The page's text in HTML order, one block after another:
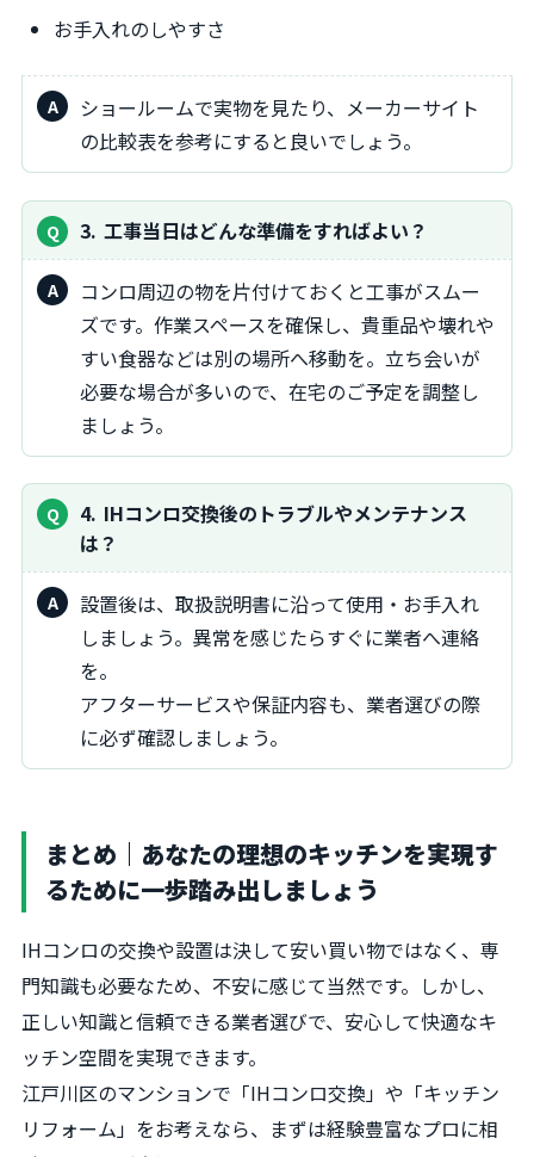
お手入れのしやすさ
ショールームで実物を見たり、メーカーサイト
の比較表を参考にすると良いでしょう。
3 工事当日はどんな準備をすればよい？
コンロ周辺の物を片付けておくと工事がスムー
ズです。作業スペースを確保し、貴重品や壊れや
すい食器などは別の場所へ移動を。立ち会いが
必要な場合が多いので、在宅のご予定を調整し
ましょう。
4 IHコンロ交換後のトラブルやメンテナンス
は？
設置後は、取扱説明書に沿って使用・お手入れ
しましょう。異常を感じたらすぐに業者へ連絡
を。
アフターサービスや保証内容も、業者選びの際
に必ず確認しましょう。
まとめ｜あなたの理想のキッチンを実現す
るために一歩踏み出しましょう
IHコンロの交換や設置は決して安い買い物ではなく、専
門知識も必要なため、不安に感じて当然です。しかし、
正しい知識と信頼できる業者選びで、安心して快適なキ
ッチン空間を実現できます。
江戸川区のマンションで「IHコンロ交換」や「キッチン
リフォーム」をお考えなら、まずは経験豊富なプロに相